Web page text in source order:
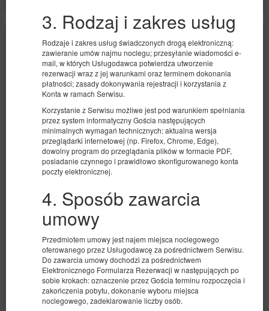
3. Rodzaj i zakres usług
Rodzaje i zakres usług świadczonych drogą elektroniczną:
zawieranie umów najmu noclegu; przesyłanie wiadomości e-
mail, w których Usługodawca potwierdza utworzenie
rezerwacji wraz z jej warunkami oraz terminem dokonania
płatności; zasady dokonywania rejestracji i korzystania z
Konta w ramach Serwisu.
Korzystanie z Serwisu możliwe jest pod warunkiem spełniania
przez system informatyczny Gościa następujących
minimalnych wymagań technicznych: aktualna wersja
przeglądarki internetowej (np. Firefox, Chrome, Edge),
dowolny program do przeglądania plików w formacie PDF,
posiadanie czynnego i prawidłowo skonfigurowanego konta
poczty elektronicznej.
4. Sposób zawarcia
umowy
Przedmiotem umowy jest najem miejsca noclegowego
oferowanego przez Usługodawcę za pośrednictwem Serwisu.
Do zawarcia umowy dochodzi za pośrednictwem
Elektronicznego Formularza Rezerwacji w następujących po
sobie krokach: oznaczenie przez Gościa terminu rozpoczęcia i
zakończenia pobytu, dokonanie wyboru miejsca
noclegowego, zadeklarowanie liczby osób.
Pokój trzyosobowy
3 osoby
pow. 24,00 m2
1 sypialnia
3 łóżka pojedyncze (Single)
406,92 zł